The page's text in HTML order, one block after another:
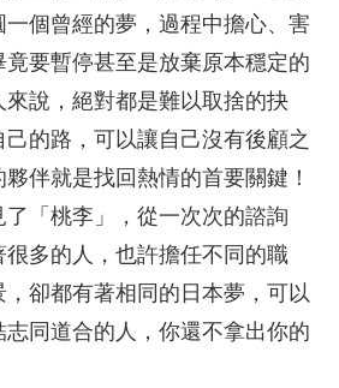
個曾經的夢，過程中擔心、害
要暫停甚至是放棄原本穩定的
說，絕對都是難以取捨的抉
的路，可以讓自己沒有後顧之
伴就是找回熱情的首要關鍵！
了「桃李」，從一次次的諮詢
多的人，也許擔任不同的職
卻都有著相同的日本夢，可以
同道合的人，你還不拿出你的